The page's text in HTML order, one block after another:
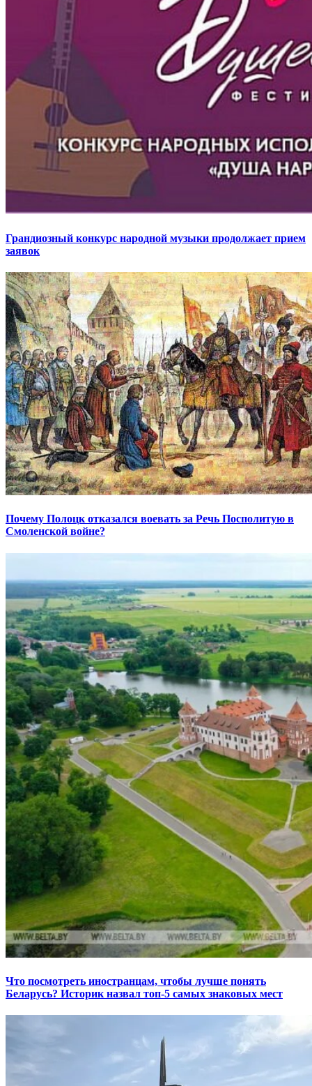
Грандиозный конкурс народной музыки продолжает прием
заявок
Почему Полоцк отказался воевать за Речь Посполитую в
Смоленской войне?
Что посмотреть иностранцам, чтобы лучше понять
Беларусь? Историк назвал топ-5 самых знаковых мест